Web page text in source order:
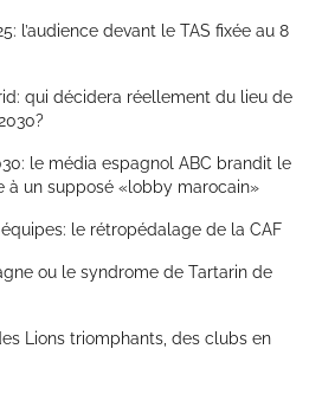
l’audience devant le TAS fixée au 8
qui décidera réellement du lieu de
le média espagnol ABC brandit le
à un supposé «lobby marocain»
le rétropédalage de la CAF
ou le syndrome de Tartarin de
Lions triomphants, des clubs en